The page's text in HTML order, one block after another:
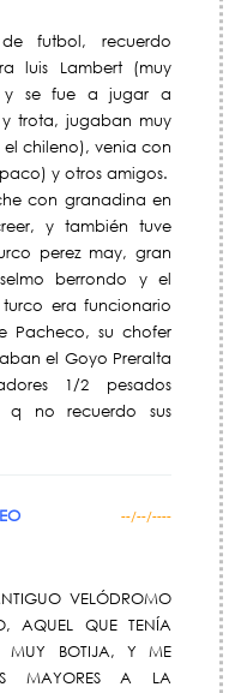
futbol, recuerdo
luis Lambert (muy
y se fue a jugar a
trota, jugaban muy
el chileno), venia con
y otros amigos.
con granadina en
y también tuve
perez may, gran
berrondo y el
era funcionario
Pacheco, su chofer
el Goyo Preralta
1/2 pesados
q no recuerdo sus
--/--/----
VELÓDROMO
AQUEL QUE TENÍA
MUY BOTIJA, Y ME
MAYORES A LA